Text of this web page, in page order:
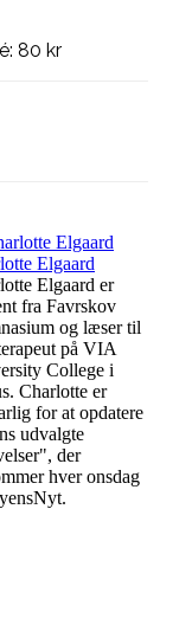
80 kr
Elgaard
Elgaard er
fra Favrskov
og læser til
på VIA
College i
Charlotte er
for at opdatere
udvalgte
der
hver onsdag